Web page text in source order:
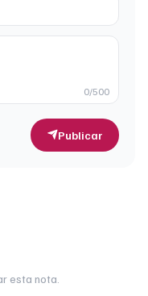
0/500
Publicar
esta nota.